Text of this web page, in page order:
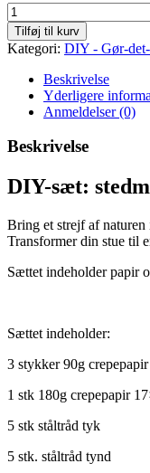
DIY-
minisæt:
Stedmoderblomst
gul/bordeaux/hvid
antal
Tilføj til kurv
Kategori: DIY - Gør-
Beskrivelse
Yderligere
Anmeldelser (0)
Beskrivelse
DIY-sæt:
Bring et strejf af
Transformer din stue til
Sættet indeholder papir
Sættet indeholder:
3 stykker 90g
1 stk 180g crepepapir
5 stk ståltråd tyk
5 stk. ståltråd tynd